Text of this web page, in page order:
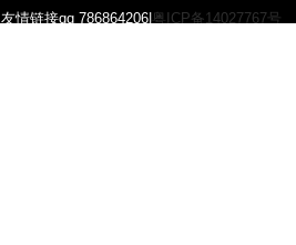
友情链接qq 786864206| 粤ICP备14027767号